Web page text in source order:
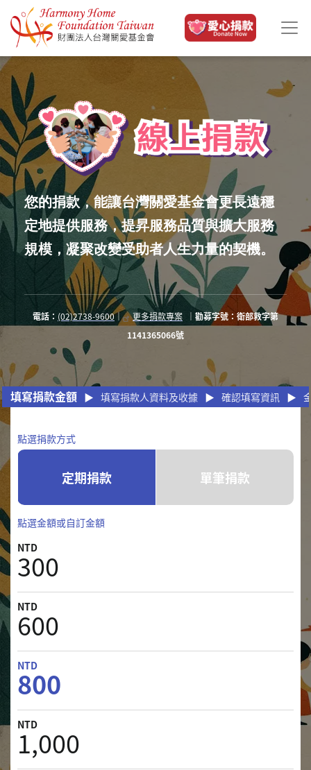
移至主內容
您的捐款，能讓台灣關愛基金會更長遠穩
定地提供服務，提昇服務品質與擴大服務
規模， 凝聚改變受助者人生力量的契機。
電話： (02)2738-9600｜ 更多捐款專案 ｜ 勸募字號：衛部救字第
1141365066號
填寫捐款金額 ▶ 填寫捐款人資料及收據 ▶ 確認填寫資訊 ▶
點選捐款方式
定期捐款 單筆捐款
點選金額或自訂金額
300
600
800
1,000